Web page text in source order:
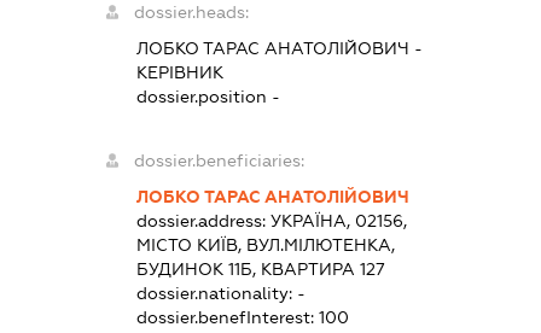
dossier.heads:
ЛОБКО ТАРАС АНАТОЛІЙОВИЧ -
КЕРІВНИК
dossier.position -
dossier.beneficiaries:
ЛОБКО ТАРАС АНАТОЛІЙОВИЧ
dossier.address: УКРАЇНА, 02156,
МІСТО КИЇВ, ВУЛ.МІЛЮТЕНКА,
БУДИНОК 11Б, КВАРТИРА 127
dossier.nationality: -
dossier.benefInterest: 100